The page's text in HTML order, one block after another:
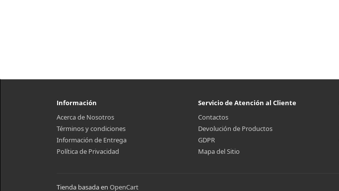
Información
Acerca de Nosotros
Términos y condiciones
Información de Entrega
Política de Privacidad
Servicio de Atención al Cliente
Contactos
Devolución de Productos
GDPR
Mapa del Sitio
Tienda basada en OpenCart